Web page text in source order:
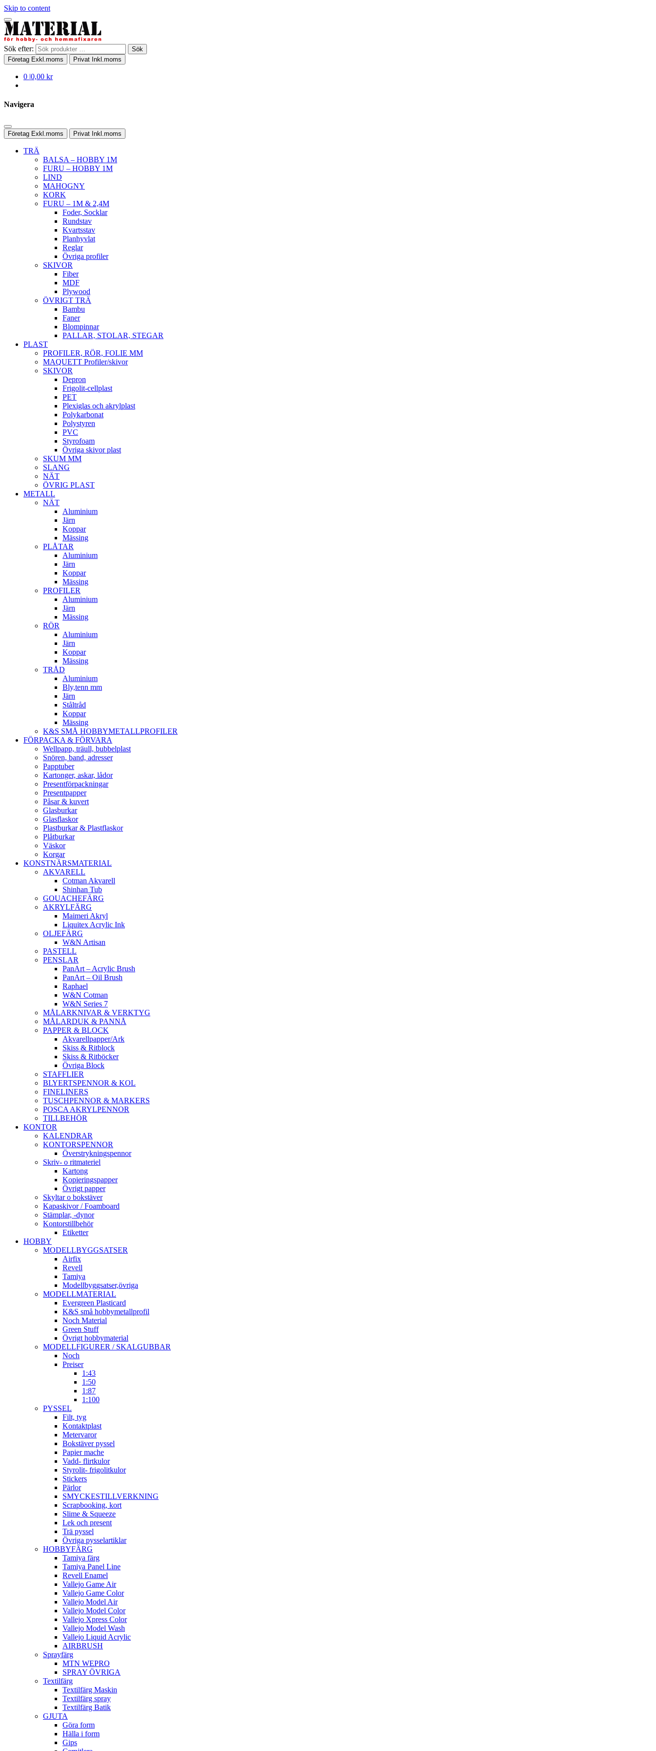
Skip to content
Sök efter:
Sök
Företag Exkl.moms Privat Inkl.moms
0 |0,00 kr
Navigera
Företag Exkl.moms Privat Inkl.moms
TRÄ
BALSA – HOBBY 1M
FURU – HOBBY 1M
LIND
MAHOGNY
KORK
FURU – 1M & 2,4M
Foder, Socklar
Rundstav
Kvartsstav
Planhyvlat
Reglar
Övriga profiler
SKIVOR
Fiber
MDF
Plywood
ÖVRIGT TRÄ
Bambu
Faner
Blompinnar
PALLAR, STOLAR, STEGAR
PLAST
PROFILER, RÖR, FOLIE MM
MAQUETT Profiler/skivor
SKIVOR
Depron
Frigolit-cellplast
PET
Plexiglas och akrylplast
Polykarbonat
Polystyren
PVC
Styrofoam
Övriga skivor plast
SKUM MM
SLANG
NÄT
ÖVRIG PLAST
METALL
NÄT
Aluminium
Järn
Koppar
Mässing
PLÅTAR
Aluminium
Järn
Koppar
Mässing
PROFILER
Aluminium
Järn
Mässing
RÖR
Aluminium
Järn
Koppar
Mässing
TRÅD
Aluminium
Bly,tenn mm
Järn
Ståltråd
Koppar
Mässing
K&S SMÅ HOBBYMETALLPROFILER
FÖRPACKA & FÖRVARA
Wellpapp, träull, bubbelplast
Snören, band, adresser
Papptuber
Kartonger, askar, lådor
Presentförpackningar
Presentpapper
Påsar & kuvert
Glasburkar
Glasflaskor
Plastburkar & Plastflaskor
Plåtburkar
Väskor
Korgar
KONSTNÄRSMATERIAL
AKVARELL
Cotman Akvarell
Shinhan Tub
GOUACHEFÄRG
AKRYLFÄRG
Maimeri Akryl
Liquitex Acrylic Ink
OLJEFÄRG
W&N Artisan
PASTELL
PENSLAR
PanArt – Acrylic Brush
PanArt – Oil Brush
Raphael
W&N Cotman
W&N Series 7
MÅLARKNIVAR & VERKTYG
MÅLARDUK & PANNÅ
PAPPER & BLOCK
Akvarellpapper/Ark
Skiss & Ritblock
Skiss & Ritböcker
Övriga Block
STAFFLIER
BLYERTSPENNOR & KOL
FINELINERS
TUSCHPENNOR & MARKERS
POSCA AKRYLPENNOR
TILLBEHÖR
KONTOR
KALENDRAR
KONTORSPENNOR
Överstrykningspennor
Skriv- o ritmateriel
Kartong
Kopieringspapper
Övrigt papper
Skyltar o bokstäver
Kapaskivor / Foamboard
Stämplar, -dynor
Kontorstillbehör
Etiketter
HOBBY
MODELLBYGGSATSER
Airfix
Revell
Tamiya
Modellbyggsatser,övriga
MODELLMATERIAL
Evergreen Plasticard
K&S små hobbymetallprofil
Noch Material
Green Stuff
Övrigt hobbymaterial
MODELLFIGURER / SKALGUBBAR
Noch
Preiser
1:43
1:50
1:87
1:100
PYSSEL
Filt, tyg
Kontaktplast
Metervaror
Bokstäver pyssel
Papier mache
Vadd- flirtkulor
Styrolit- frigolitkulor
Stickers
Pärlor
SMYCKESTILLVERKNING
Scrapbooking, kort
Slime & Squeeze
Lek och present
Trä pyssel
Övriga pysselartiklar
HOBBYFÄRG
Tamiya färg
Tamiya Panel Line
Revell Enamel
Vallejo Game Air
Vallejo Game Color
Vallejo Model Air
Vallejo Model Color
Vallejo Xpress Color
Vallejo Model Wash
Vallejo Liquid Acrylic
AIRBRUSH
Sprayfärg
MTN WEPRO
SPRAY ÖVRIGA
Textilfärg
Textilfärg Maskin
Textilfärg spray
Textilfärg Batik
GJUTA
Göra form
Hälla i form
Gips